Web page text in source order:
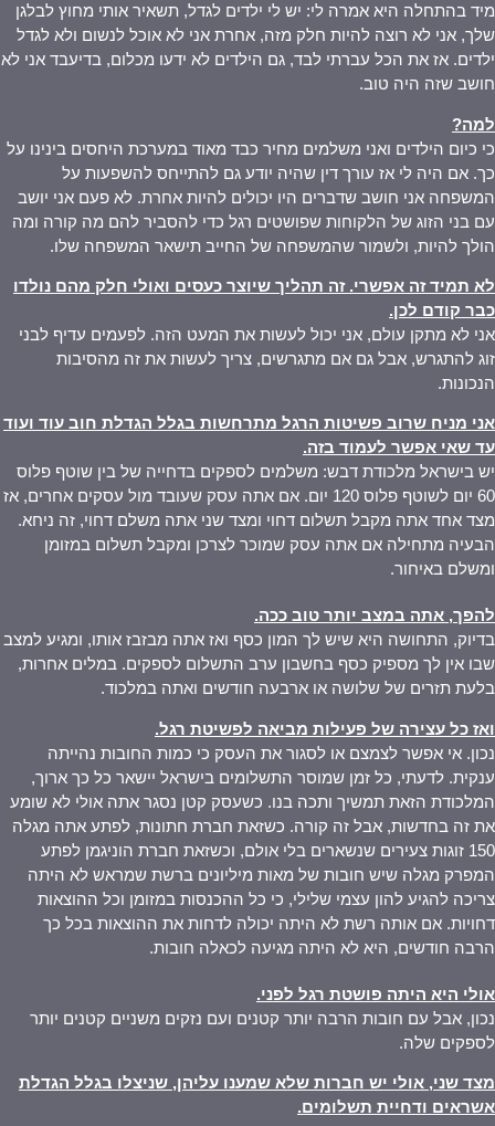
מיד בהתחלה היא אמרה לי: יש לי ילדים לגדל, תשאיר אותי מחוץ לבלגן
שלך, אני לא רוצה להיות חלק מזה, אחרת אני לא אוכל לנשום ולא לגדל
ילדים. אז את הכל עברתי לבד, גם הילדים לא ידעו מכלום, בדיעבד אני לא
חושב שזה היה טוב.
למה?
כי כיום הילדים ואני משלמים מחיר כבד מאוד במערכת היחסים בינינו על
כך. אם היה לי אז עורך דין שהיה יודע גם להתייחס להשפעות על
המשפחה אני חושב שדברים היו יכולים להיות אחרת. לא פעם אני יושב
עם בני הזוג של הלקוחות שפושטים רגל כדי להסביר להם מה קורה ומה
הולך להיות, ולשמור שהמשפחה של החייב תישאר המשפחה שלו.
לא תמיד זה אפשרי. זה תהליך שיוצר כעסים ואולי חלק מהם נולדו
כבר קודם לכן.
אני לא מתקן עולם, אני יכול לעשות את המעט הזה. לפעמים עדיף לבני
זוג להתגרש, אבל גם אם מתגרשים, צריך לעשות את זה מהסיבות
הנכונות.
אני מניח שרוב פשיטות הרגל מתרחשות בגלל הגדלת חוב עוד ועוד
עד שאי אפשר לעמוד בזה.
יש בישראל מלכודת דבש: משלמים לספקים בדחייה של בין שוטף פלוס
60 יום לשוטף פלוס 120 יום. אם אתה עסק שעובד מול עסקים אחרים, אז
מצד אחד אתה מקבל תשלום דחוי ומצד שני אתה משלם דחוי, זה ניחא.
הבעיה מתחילה אם אתה עסק שמוכר לצרכן ומקבל תשלום במזומן
ומשלם באיחור.
להפך, אתה במצב יותר טוב ככה.
בדיוק, התחושה היא שיש לך המון כסף ואז אתה מבזבז אותו, ומגיע למצב
שבו אין לך מספיק כסף בחשבון ערב התשלום לספקים. במלים אחרות,
בלעת תזרים של שלושה או ארבעה חודשים ואתה במלכוד.
ואז כל עצירה של פעילות מביאה לפשיטת רגל.
נכון. אי אפשר לצמצם או לסגור את העסק כי כמות החובות נהייתה
ענקית. לדעתי, כל זמן שמוסר התשלומים בישראל יישאר כל כך ארוך,
המלכודת הזאת תמשיך ותכה בנו. כשעסק קטן נסגר אתה אולי לא שומע
את זה בחדשות, אבל זה קורה. כשזאת חברת חתונות, לפתע אתה מגלה
150 זוגות צעירים שנשארים בלי אולם, וכשזאת חברת הוניגמן לפתע
המפרק מגלה שיש חובות של מאות מיליונים ברשת שמראש לא היתה
צריכה להגיע להון עצמי שלילי, כי כל ההכנסות במזומן וכל ההוצאות
דחויות. אם אותה רשת לא היתה יכולה לדחות את ההוצאות בכל כך
הרבה חודשים, היא לא היתה מגיעה לכאלה חובות.
אולי היא היתה פושטת רגל לפני.
נכון, אבל עם חובות הרבה יותר קטנים ועם נזקים משניים קטנים יותר
לספקים שלה.
מצד שני, אולי יש חברות שלא שמענו עליהן, שניצלו בגלל הגדלת
אשראים ודחיית תשלומים.